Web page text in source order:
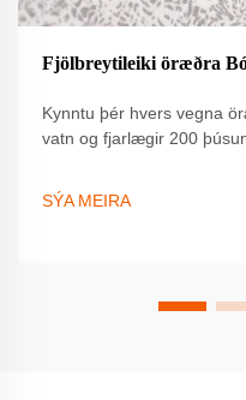
Fjölbreytileiki öræðra
Kynntu þér hvers vegna
vatn og fjarlægir 200
Kynntu þér sjálfbærna
SÝA MEIRA